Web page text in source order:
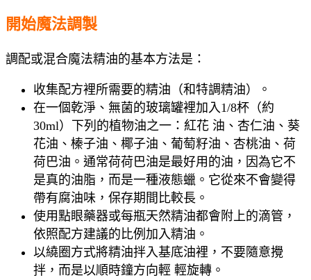
開始魔法調製
調配或混合魔法精油的基本方法是：
收集配方裡所需要的精油（和特調精油）。
在一個乾淨、無菌的玻璃罐裡加入1/8杯（約
30ml）下列的植物油之一：紅花 油、杏仁油、葵
花油、榛子油、椰子油、葡萄籽油、杏桃油、荷
荷巴油。通常荷荷巴油是最好用的油，因為它不
是真的油脂，而是一種液態蠟。它從來不會變得
帶有腐油味，保存期間比較長。
使用點眼藥器或每瓶天然精油都會附上的滴管，
依照配方建議的比例加入精油。
以繞圈方式將精油拌入基底油裡，不要隨意攪
拌，而是以順時鐘方向輕 輕旋轉。